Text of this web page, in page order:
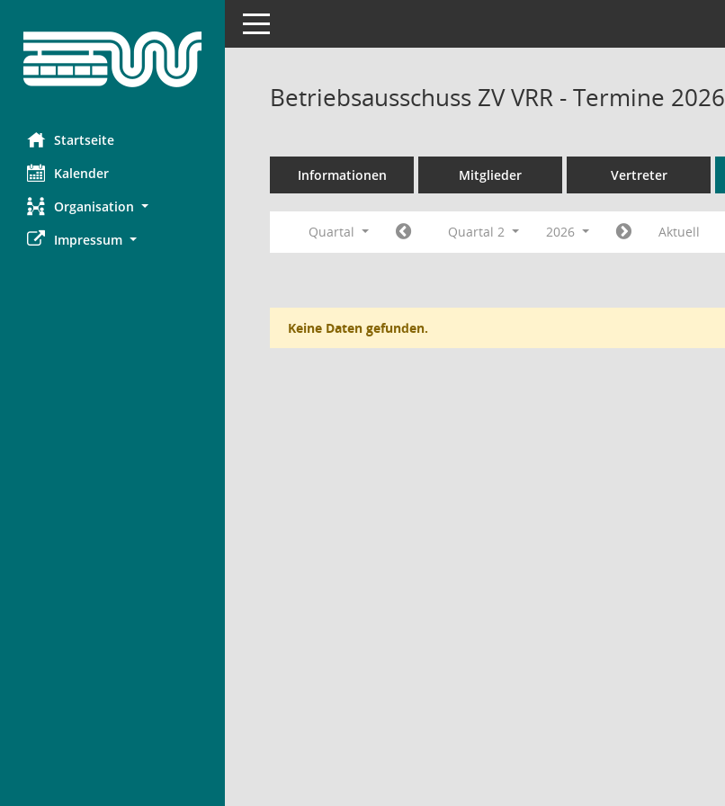
Startseite
Kalender
Organisation
Impressum
Toggle navigation
Betriebsausschuss ZV VRR - Termine 2026
Informationen Mitglieder Vertreter
Quartal Quartal 2 2026 Aktuell
Keine Daten gefunden.